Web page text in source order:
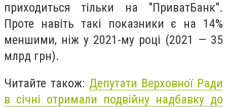
приходиться тільки на "ПриватБанк".
Проте навіть такі показники є на 14%
меншими, ніж у 2021-му році (2021 — 35
млрд грн).
Читайте також: Депутати Верховної Ради
в січні отримали подвійну надбавку до